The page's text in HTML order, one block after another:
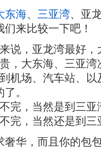
东海、 三亚湾、亚
来比较一下吧！
说，亚龙湾最好
，大东海、三亚湾
机场、汽车站、
。
完，当然是到三亚
完，当然还是到三
奢华，而且你的包